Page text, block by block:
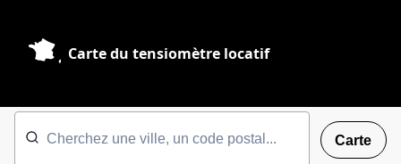
Carte du tensiomètre locatif
Carte